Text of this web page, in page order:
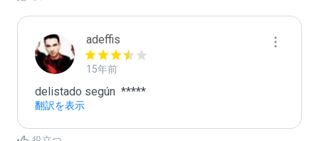
adeffis
15年前
delistado según  *****
翻訳を表示